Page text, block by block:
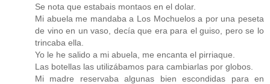
Se nota que estabais montaos en el dolar.
Mi abuela me mandaba a Los Mochuelos a por una peseta
de vino en un vaso, decía que era para el guiso, pero se lo
trincaba ella.
Yo le he salido a mi abuela, me encanta el pirriaque.
Las botellas las utilizábamos para cambiarlas por globos.
Mi madre reservaba algunas bien escondidas para en